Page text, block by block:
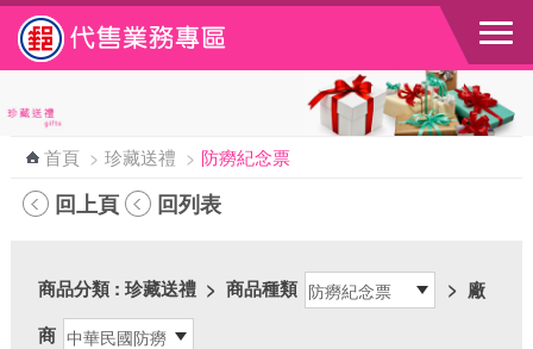
跳到主要內容區塊
首頁 > 珍藏送禮 > 防癆紀念票
回上頁 回列表
商品分類: 珍藏送禮 > 商品種類 > 廠
商